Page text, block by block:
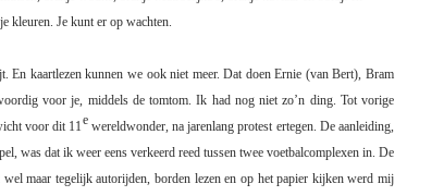
kleuren. Je kunt er op wachten.
En kaartlezen kunnen we ook niet meer. Dat doen Ernie (van Bert), Bram
voor je, middels de tomtom. Ik had nog niet zo’n ding. Tot vorige
voor dit 11ewereldwonder, na jarenlang protest ertegen. De aanleiding,
was dat ik weer eens verkeerd reed tussen twee voetbalcomplexen in. De
maar tegelijk autorijden, borden lezen en op het papier kijken werd mij